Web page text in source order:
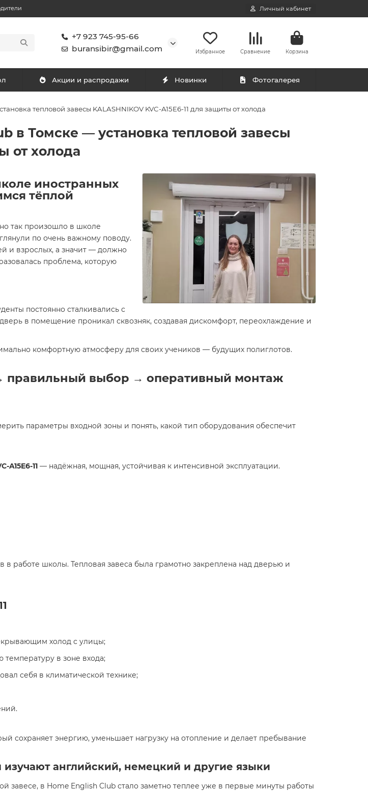
Личный кабинет
+7 923 745-95-66
buransibir@gmail.com
Избранное Сравнение Корзина
Акции и распродажи Новинки Фотогалерея
тепловой завесы KALASHNIKOV KVC-A15E6-11 для защиты от холода
в Томске — установка тепловой завесы
от холода
иностранных
тёплой
так произошло в школе
по очень важному поводу.
и взрослых, а значит — должно
проблема, которую
постоянно сталкивались с
в помещение проникал сквозняк, создавая дискомфорт, переохлаждение и
комфортную атмосферу для своих учеников — будущих полиглотов.
правильный выбор → оперативный монтаж
параметры входной зоны и понять, какой тип оборудования обеспечит
A15E6-11 — надёжная, мощная, устойчивая к интенсивной эксплуатации.
работе школы. Тепловая завеса была грамотно закреплена над дверью и
холод с улицы;
в зоне входа;
себя в климатической технике;
сохраняет энергию, уменьшает нагрузку на отопление и делает пребывание
английский, немецкий и другие языки
завесе, в Home English Club стало заметно теплее уже в первые минуты работы